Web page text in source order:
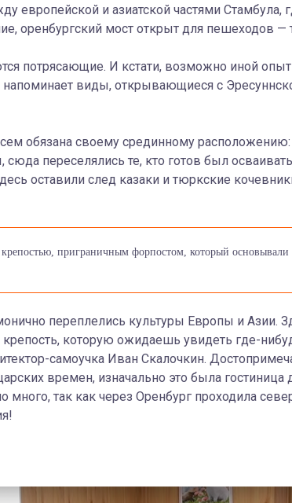
европейской и азиатской частями Стамбула,
оренбургский мост открыт для пешеходов —
потрясающие. И кстати, возможно иной
напоминает виды, открывающиеся с
обязана своему срединному
сюда переселялись те, кто готов был
оставили след казаки и тюркские
приграничным форпостом, который основывали
переплелись культуры Европы и Азии.
которую ожидаешь увидеть где-
самоучка Иван Скалочкин.
времен, изначально это была гостиница
много, так как через Оренбург проходила